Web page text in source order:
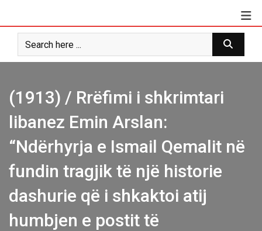
content
(1913) / Rrëfimi i shkrimtari
libanez Emin Arslan:
“Ndërhyrja e Ismail Qemalit në
fundin tragjik të një historie
dashurie që i shkaktoi atij
humbjen e postit të